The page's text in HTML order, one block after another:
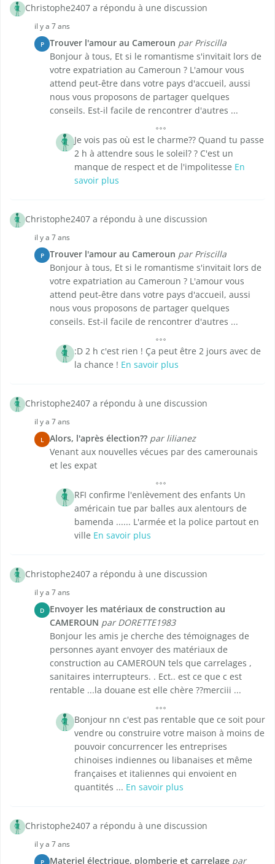
Christophe2407 a répondu à une discussion
il y a 7 ans
P Trouver l'amour au Cameroun par Priscilla
Bonjour à tous, Et si le romantisme s'invitait lors de
votre expatriation au Cameroun ? L'amour vous
attend peut-être dans votre pays d'accueil, aussi
nous vous proposons de partager quelques
conseils. Est-il facile de rencontrer d'autres ...
Je vois pas où est le charme?? Quand tu passe
2 h à attendre sous le soleil? ? C'est un
manque de respect et de l'impolitesse En
savoir plus
Christophe2407 a répondu à une discussion
il y a 7 ans
P Trouver l'amour au Cameroun par Priscilla
Bonjour à tous, Et si le romantisme s'invitait lors de
votre expatriation au Cameroun ? L'amour vous
attend peut-être dans votre pays d'accueil, aussi
nous vous proposons de partager quelques
conseils. Est-il facile de rencontrer d'autres ...
:D 2 h c'est rien ! Ça peut être 2 jours avec de
la chance ! En savoir plus
Christophe2407 a répondu à une discussion
il y a 7 ans
L Alors, l'après élection?? par lilianez
Venant aux nouvelles vécues par des camerounais
et les expat
RFI confirme l'enlèvement des enfants Un
américain tue par balles aux alentours de
bamenda ...... L'armée et la police partout en
ville En savoir plus
Christophe2407 a répondu à une discussion
il y a 7 ans
D
Envoyer les matériaux de construction au
CAMEROUN par DORETTE1983
Bonjour les amis je cherche des témoignages de
personnes ayant envoyer des matériaux de
construction au CAMEROUN tels que carrelages ,
sanitaires interrupteurs. . Ect.. est ce que c est
rentable ...la douane est elle chère ??merciii ...
Bonjour nn c'est pas rentable que ce soit pour
vendre ou construire votre maison à moins de
pouvoir concurrencer les entreprises
chinoises indiennes ou libanaises et même
françaises et italiennes qui envoient en
quantités ... En savoir plus
Christophe2407 a répondu à une discussion
il y a 7 ans
P Materiel électrique, plomberie et carrelage par